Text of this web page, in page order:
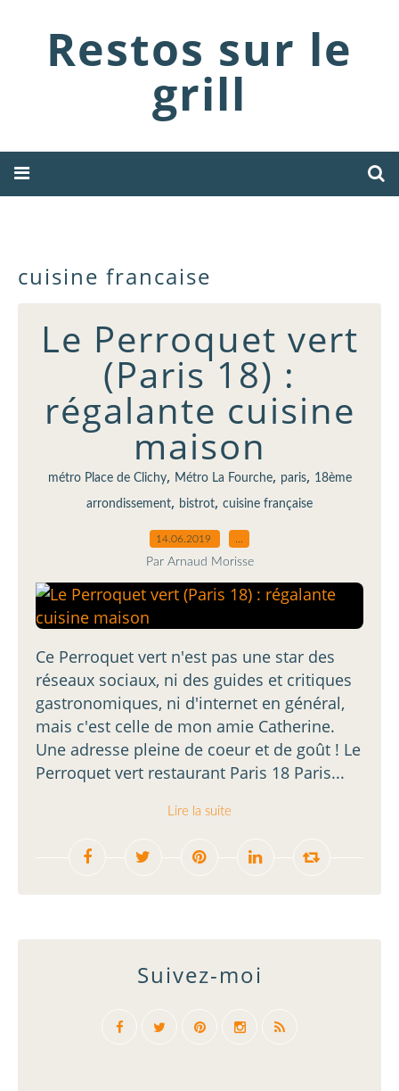
Restos sur le
grill
cuisine francaise
Le Perroquet vert
(Paris 18) :
régalante cuisine
maison
métro Place de Clichy, Métro La Fourche, paris, 18ème
arrondissement, bistrot, cuisine française
14.06.2019
Par Arnaud Morisse
Ce Perroquet vert n'est pas une star des
réseaux sociaux, ni des guides et critiques
gastronomiques, ni d'internet en général,
mais c'est celle de mon amie Catherine.
Une adresse pleine de coeur et de goût ! Le
Perroquet vert restaurant Paris 18 Paris...
Lire la suite
Suivez-moi